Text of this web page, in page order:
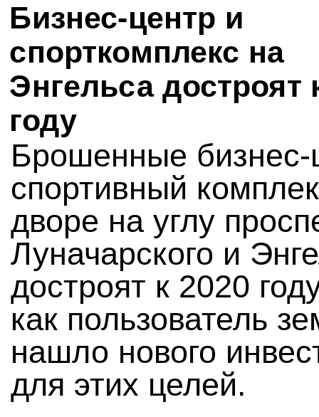
Бизнес-центр и
спорткомплекс на
Энгельса достроят
году
Брошенные бизнес-
спортивный
дворе на углу
Луначарского и
достроят к 2020
как пользователь
нашло нового
для этих целей.